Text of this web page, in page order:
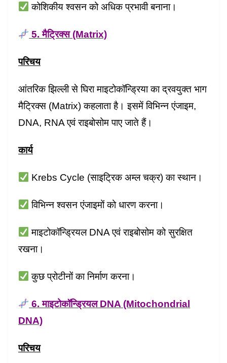
कोशिकीय श्वसन को अधिक प्रभावी बनाना।
5. मैट्रिक्स (Matrix)
परिचय
आंतरिक झिल्ली से घिरा माइटोकॉन्ड्रिया का द्रवयुक्त भाग
मैट्रिक्स (Matrix) कहलाता है। इसमें विभिन्न एंजाइम,
DNA, RNA एवं राइबोसोम पाए जाते हैं।
कार्य
Krebs Cycle (साइट्रिक अम्ल चक्र) का स्थान।
विभिन्न श्वसन एंजाइमों को धारण करना।
माइटोकॉन्ड्रियल DNA एवं राइबोसोम को सुरक्षित
रखना।
कुछ प्रोटीनों का निर्माण करना।
6. माइटोकॉन्ड्रियल DNA (Mitochondrial
DNA)
परिचय